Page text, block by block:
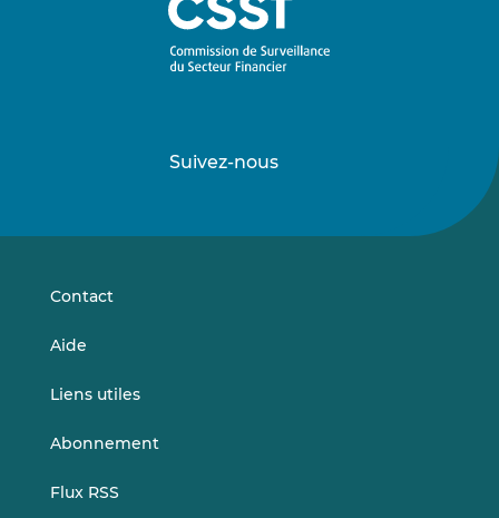
Suivez-nous
sursur
Contact
Aide
Liens utiles
Abonnement
Flux RSS